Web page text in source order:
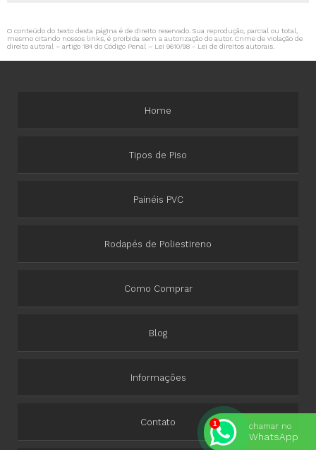
O conteúdo do texto desta página é de direito reservado. Sua reprodução, parcial ou total,
mesmo citando nossos links, é proibida sem a autorização do autor. Crime de violação de
direito autoral – artigo 184 do Código Penal – Lei 9610/98 - Lei de direitos autorais.
Home
Tipos de Piso
Painéis PVC
Rodapés de Poliestireno
Como Comprar
Blog
Informações
Contato chamar no
WhatsApp